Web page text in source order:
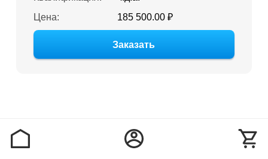
Цена:
185 500.00 ₽
Заказать